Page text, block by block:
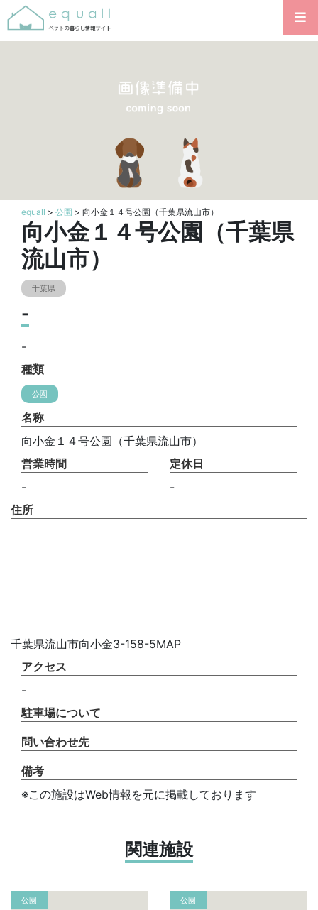
equall > 公園 > 向小金１４号公園（千葉県流山市）
向小金１４号公園（千葉県
流山市）
千葉県
-
-
種類
公園
名称
向小金１４号公園（千葉県流山市）
営業時間
-
定休日
-
住所
千葉県流山市向小金3-158-5MAP
アクセス
-
駐車場について
問い合わせ先
備考
※この施設はWeb情報を元に掲載しております
関連施設
公園 公園